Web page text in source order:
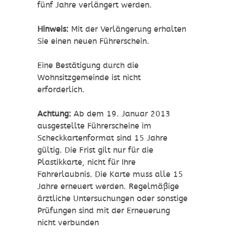
fünf Jahre verlängert werden.
Hinweis: Mit der Verlängerung erhalten
Sie einen neuen Führerschein.
Eine Bestätigung durch die
Wohnsitzgemeinde ist nicht
erforderlich.
Achtung: Ab dem 19. Januar 2013
ausgestellte Führerscheine im
Scheckkartenformat sind 15 Jahre
gültig. Die Frist gilt nur für die
Plastikkarte, nicht für Ihre
Fahrerlaubnis. Die Karte muss alle 15
Jahre erneuert werden. Regelmäßige
ärztliche Untersuchungen oder sonstige
Prüfungen sind mit der Erneuerung
nicht verbunden